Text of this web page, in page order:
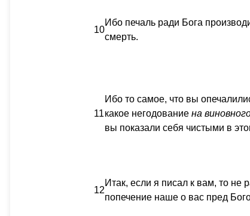
10
Ибо печаль ради Бога
смерть.
11
Ибо то самое, что вы
какое негодование на
вы показали себя чистыми в
12
Итак, если я писал к вам, то не
попечение наше о вас пред